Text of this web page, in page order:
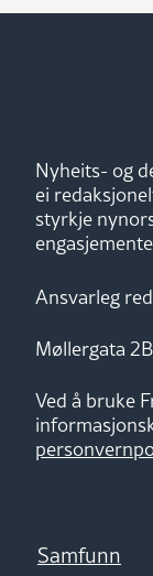
Nyheits- og
ei
styrkje
Ansvarleg
Møllergata
Ved å bruke
Samfunn